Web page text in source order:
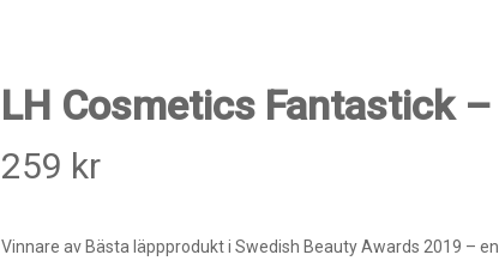
LH Cosmetics Fantastick
259 kr
Vinnare av Bästa läppprodukt i Swedish Beauty Awards 2019 –